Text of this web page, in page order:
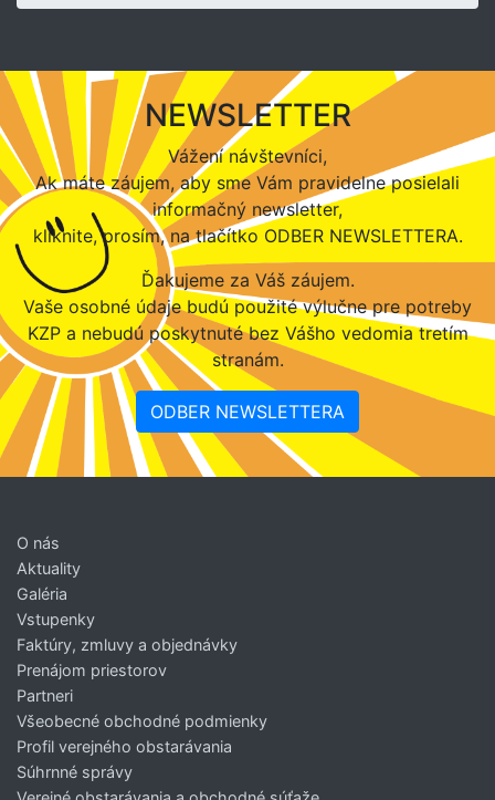
NEWSLETTER
Vážení návštevníci,
Ak máte záujem, aby sme Vám pravidelne posielali
informačný newsletter,
kliknite, prosím, na tlačítko ODBER NEWSLETTERA.
Ďakujeme za Váš záujem.
Vaše osobné údaje budú použité výlučne pre potreby
KZP a nebudú poskytnuté bez Vášho vedomia tretím
stranám.
ODBER NEWSLETTERA
O nás
Aktuality
Galéria
Vstupenky
Faktúry, zmluvy a objednávky
Prenájom priestorov
Partneri
Všeobecné obchodné podmienky
Profil verejného obstarávania
Súhrnné správy